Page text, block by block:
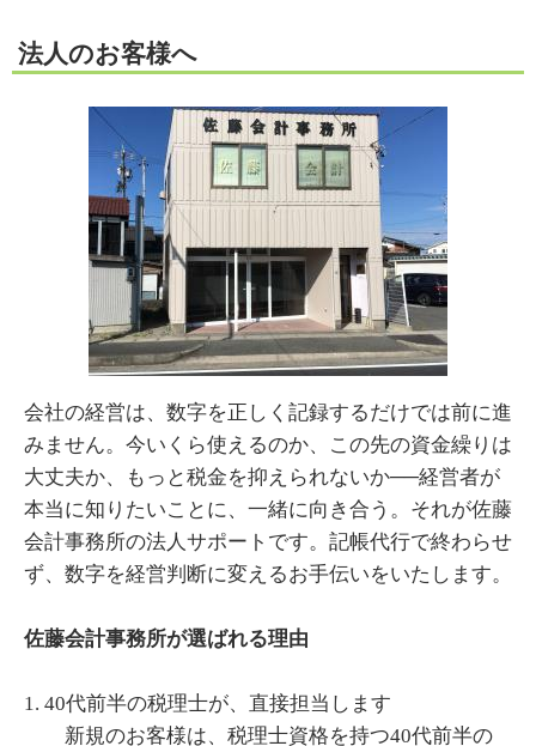
法人のお客様へ
会社の経営は、数字を正しく記録するだけでは前に進
みません。今いくら使えるのか、この先の資金繰りは
大丈夫か、もっと税金を抑えられないか──経営者が
本当に知りたいことに、一緒に向き合う。それが佐藤
会計事務所の法人サポートです。記帳代行で終わらせ
ず、数字を経営判断に変えるお手伝いをいたします。
佐藤会計事務所が選ばれる理由
1. 40代前半の税理士が、直接担当します
新規のお客様は、税理士資格を持つ40代前半の